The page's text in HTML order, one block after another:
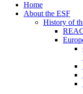
Home
About the ESF
His­to­ry of